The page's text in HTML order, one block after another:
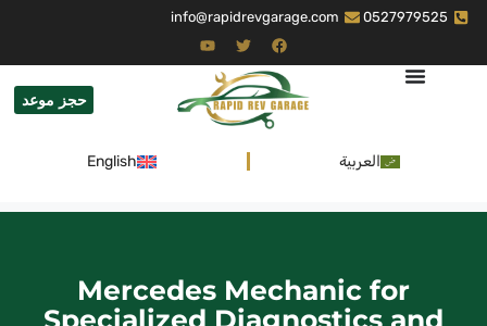
0527979525
info@rapidrevgarage.com
حجز موعد
العربية English
Mercedes Mechanic for